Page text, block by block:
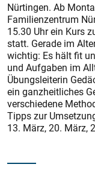
Nürtingen. Ab
Familienzentrum
15.30 Uhr ein Kurs
statt. Gerade im
wichtig: Es hält fit
und Aufgaben im
Übungsleiterin
ein ganzheitliches
verschiedene
Tipps zur
13. März, 20. März,